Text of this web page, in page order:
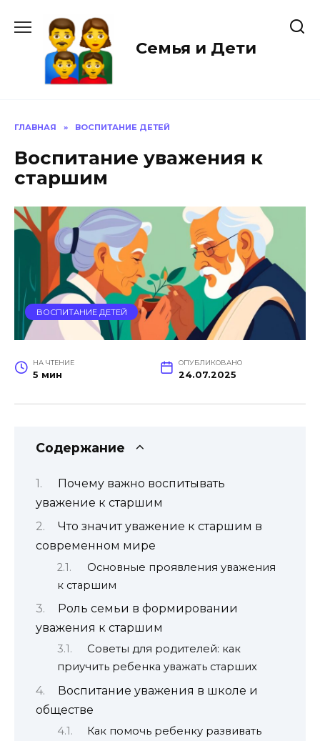
содержанию
Семья и Дети
ГЛАВНАЯ » ВОСПИТАНИЕ ДЕТЕЙ
Воспитание уважения к
старшим
ВОСПИТАНИЕ ДЕТЕЙ
НА ЧТЕНИЕ
5 мин
ОПУБЛИКОВАНО
24.07.2025
Содержание
Почему важно воспитывать
уважение к старшим
Что значит уважение к старшим в
современном мире
Основные проявления уважения
к старшим
Роль семьи в формировании
уважения к старшим
Советы для родителей: как
приучить ребенка уважать старших
Воспитание уважения в школе и
обществе
Как помочь ребенку развивать